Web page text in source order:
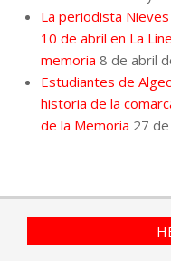
La periodista
10 de abril en La
memoria 8 de abril
Estudiantes de
historia de la
de la Memoria 27